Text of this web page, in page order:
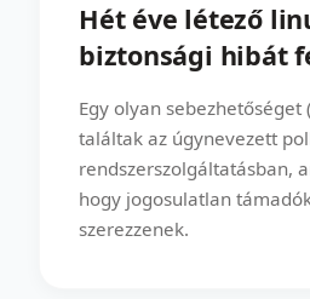
Hét éve létező
biztonsági hibát
Egy olyan sebezhetőséget
találtak az úgynevezett
rendszerszolgáltatásban,
hogy jogosulatlan
szerezzenek.